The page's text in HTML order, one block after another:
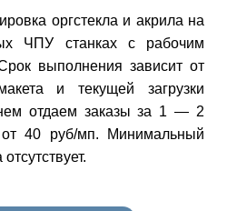
оргстекла и акрила на
ЧПУ станках с рабочим
выполнения зависит от
и текущей загрузки
отдаем заказы за 1 — 2
40 руб/мп. Минимальный